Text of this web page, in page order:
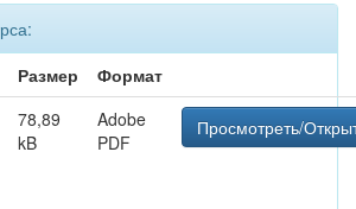
Размер
Формат
78,89
kB
Adobe
PDF
Просмотреть/